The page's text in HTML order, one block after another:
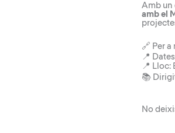
Amb un
amb el
🔗 Per
📍
📍 Lloc:
📚
No